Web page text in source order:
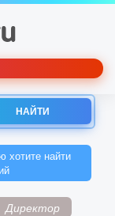
НАЙТИ
хотите найти
Директор